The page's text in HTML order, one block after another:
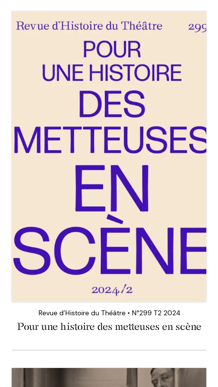
Revue d’Histoire du Théâtre • N°299 T2 2024
Pour une histoire des metteuses en scène